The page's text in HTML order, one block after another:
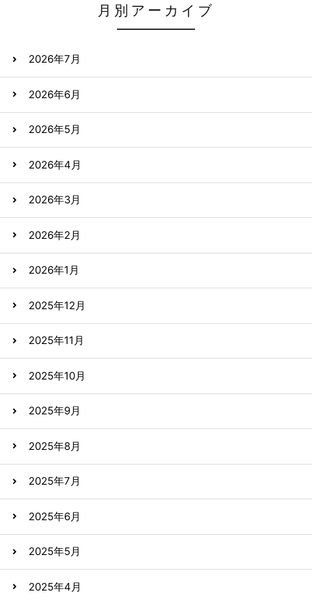
月別アーカイブ
2026年7月
2026年6月
2026年5月
2026年4月
2026年3月
2026年2月
2026年1月
2025年12月
2025年11月
2025年10月
2025年9月
2025年8月
2025年7月
2025年6月
2025年5月
2025年4月